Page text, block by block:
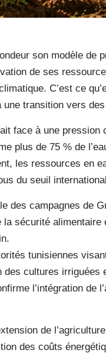
son modèle de
de ses
C’est ce
une transition vers
face à une
plus de 75 % de
les ressources en
du seuil
des campagnes de
la sécurité
tunisiennes
des cultures
l’intégration de
de
des coûts